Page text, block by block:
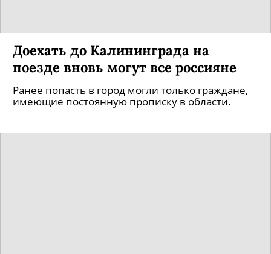
Доехать до Калининграда на
поезде вновь могут все россияне
Ранее попасть в город могли только граждане,
имеющие постоянную прописку в области.